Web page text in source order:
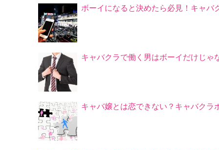
ボーイになると決めたら必見！キャバ
キャバクラで働く男はボーイだけじゃ
キャバ嬢とは恋できない？キャバクラ